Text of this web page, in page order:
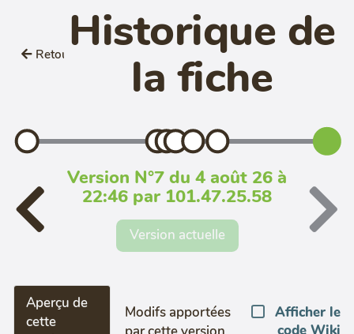
Retour Historique de
la fiche
Version N°7 du 4 août 26 à
22:46 par 101.47.25.58
Version actuelle
Aperçu de
cette
Modifs apportées
Afficher le
code Wiki